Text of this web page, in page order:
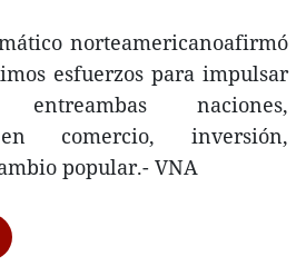
norteamericanoafirmó
esfuerzos para impulsar
naciones,
comercio, inversión,
popular.- VNA